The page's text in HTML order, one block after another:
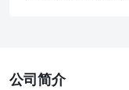
公司简介